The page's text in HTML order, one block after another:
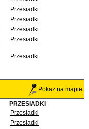
Przesiadki
Przesiadki
Przesiadki
Przesiadki
Przesiadki
Pokaż na mapie
PRZESIADKI
Przesiadki
Przesiadki